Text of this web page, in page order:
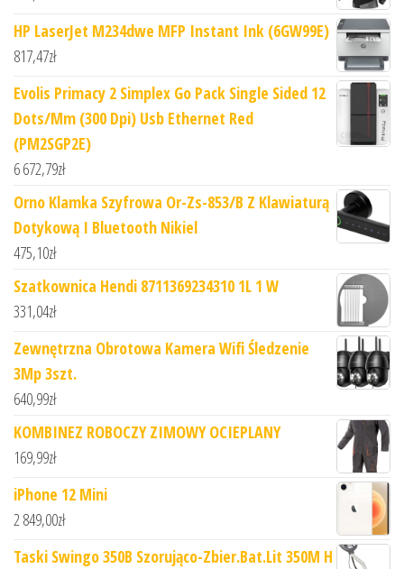
HP LaserJet M234dwe MFP Instant Ink (6GW99E)
817,47zł
Evolis Primacy 2 Simplex Go Pack Single Sided 12
Dots/Mm (300 Dpi) Usb Ethernet Red
(PM2SGP2E)
6 672,79zł
Orno Klamka Szyfrowa Or-Zs-853/B Z Klawiaturą
Dotykową I Bluetooth Nikiel
475,10zł
Szatkownica Hendi 8711369234310 1L 1 W
331,04zł
Zewnętrzna Obrotowa Kamera Wifi Śledzenie
3Mp 3szt.
640,99zł
KOMBINEZ ROBOCZY ZIMOWY OCIEPLANY
169,99zł
iPhone 12 Mini
2 849,00zł
Taski Swingo 350B Szorująco-Zbier.Bat.Lit 350M H